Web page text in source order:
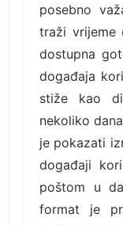
posebno
traži vrijeme
dostupna
događaja
stiže kao
nekoliko
je pokazati
događaji
poštom u
format je